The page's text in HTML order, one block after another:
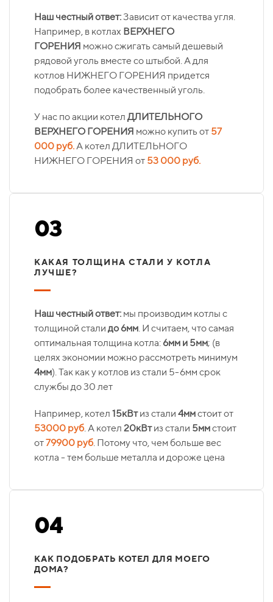
Наш честный ответ:Зависит от качества угля.
Например, в котлах ВЕРХНЕГО
ГОРЕНИЯ можно сжигать самый дешевый
рядовой уголь вместе со штыбой. А для
котлов НИЖНЕГО ГОРЕНИЯ придется
подобрать более качественный уголь.
У нас по акции котел ДЛИТЕЛЬНОГО
ВЕРХНЕГО ГОРЕНИЯ можно купить от 57
000 руб.А котел ДЛИТЕЛЬНОГО
НИЖНЕГО ГОРЕНИЯ от 53 000 руб.
03
КАКАЯ ТОЛЩИНА СТАЛИ У КОТЛА
ЛУЧШЕ?
Наш честный ответ: мы производим котлы с
толщиной стали до 6мм. И считаем, что самая
оптимальная толщина котла: 6мм и 5мм; (в
целях экономии можно рассмотреть минимум
4мм). Так как у котлов из стали 5-6мм срок
службы до 30 лет
Например, котел 15кВтиз стали 4ммстоит от
53000 руб. А котел 20кВтиз стали 5ммстоит
от79900 руб. Потому что, чем больше вес
котла - тем больше металла и дороже цена
04
КАК ПОДОБРАТЬ КОТЕЛ ДЛЯ МОЕГО
ДОМА?